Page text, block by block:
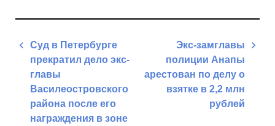
Навигация
записям
Суд в Петербурге
прекратил дело экс-
главы
Василеостровского
района после его
награждения в зоне
Экс-замглавы
полиции Анапы
арестован по делу о
взятке в 2,2 млн
рублей